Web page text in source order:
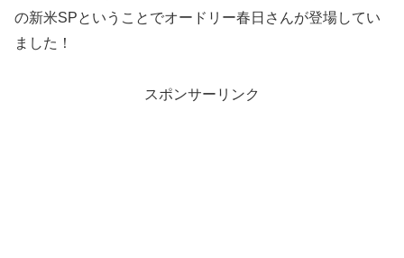
の新米SPということでオードリー春日さんが登場してい
ました！
スポンサーリンク